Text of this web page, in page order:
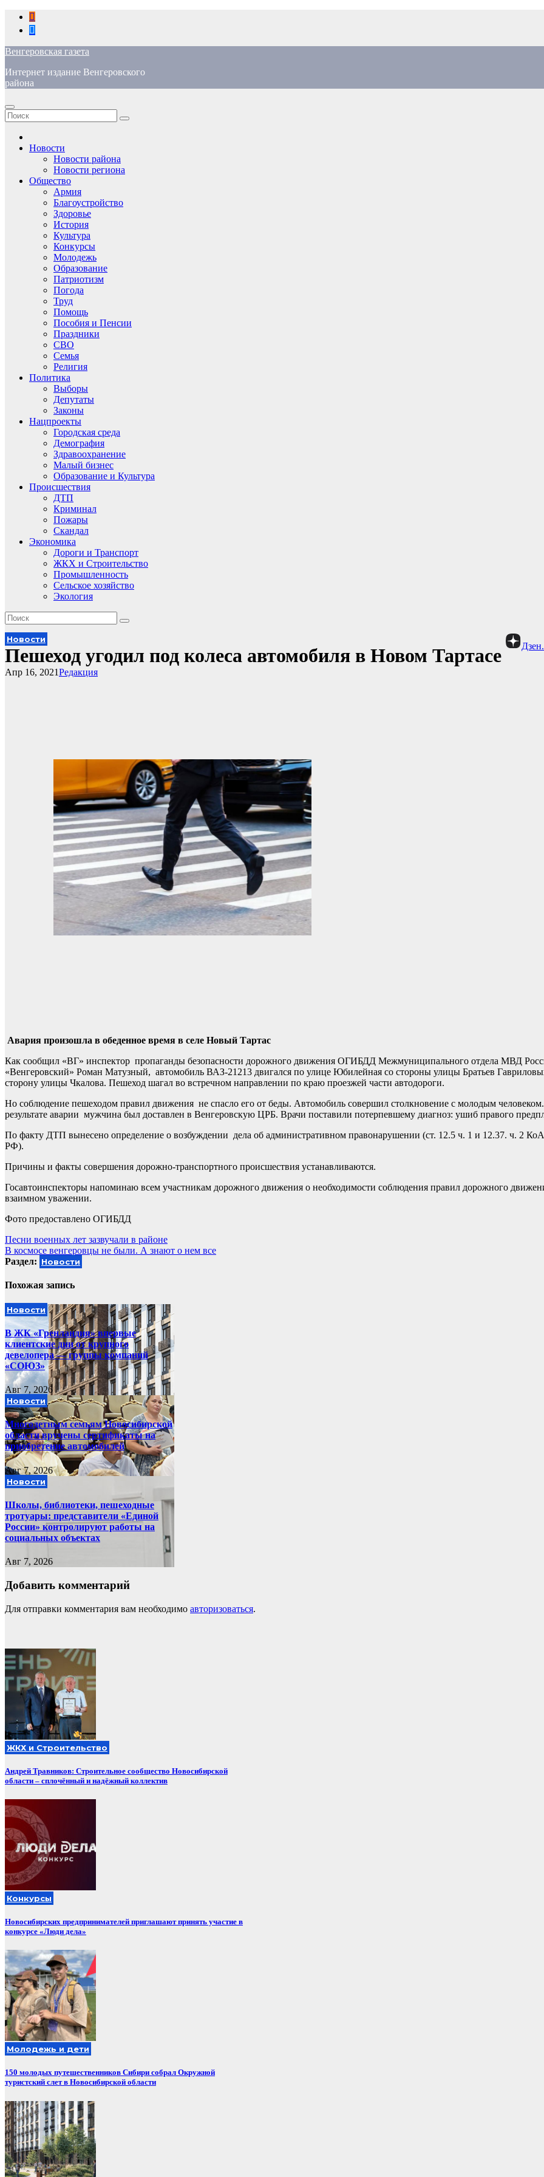
Перейти
содержимому
Венгеровская газета
Интернет издание Венгеровского
района
Новости
Новости района
Новости региона
Общество
Армия
Благоустройство
Здоровье
История
Культура
Конкурсы
Молодежь
Образование
Патриотизм
Погода
Труд
Помощь
Пособия и Пенсии
Праздники
СВО
Семья
Религия
Политика
Выборы
Депутаты
Законы
Нацпроекты
Городская среда
Демография
Здравоохранение
Малый бизнес
Образование и Культура
Происшествия
ДТП
Криминал
Пожары
Скандал
Экономика
Дороги и Транспорт
ЖКХ и Строительство
Промышленность
Сельское хозяйство
Экология
Новости
Пешеход угодил под колеса автомобиля в Новом Тартасе
Редакция
Апр 16, 2021
Авария произошла в обеденное время в селе Новый Тартас
Как сообщил «ВГ» инспектор пропаганды безопасности дорожного движения ОГИБДД Межмуниципального отдела МВД
«Венгеровский» Роман Матузный, автомобиль ВАЗ-21213 двигался по улице Юбилейная со стороны улицы Братьев
сторону улицы Чкалова. Пешеход шагал во встречном направлении по краю проезжей части автодороги.
Но соблюдение пешеходом правил движения не спасло его от беды. Автомобиль совершил столкновение с молодым
результате аварии мужчина был доставлен в Венгеровскую ЦРБ. Врачи поставили потерпевшему диагноз: ушиб правого
По факту ДТП вынесено определение о возбуждении дела об административном правонарушении (ст. 12.5 ч. 1 и 12.37. ч. 2
РФ).
Причины и факты совершения дорожно-транспортного происшествия устанавливаются.
Госавтоинспекторы напоминаю всем участникам дорожного движения о необходимости соблюдения правил дорожного
взаимном уважении.
Фото предоставлено ОГИБДД
Навигация
по
Песни военных лет зазвучали в районе
В космосе венгеровцы не были. А знают о нем все
Раздел: Новости
Похожая запись
Новости
В ЖК «Гренландия» впервые
клиентские дни от крупного
девелопера — группы компаний
«СОЮЗ»
Авг 7, 2026
Новости
Многодетным семьям Новосибирской
области вручены сертификаты на
приобретение автомобилей
Авг 7, 2026
Новости
Школы, библиотеки, пешеходные
тротуары: представители «Единой
России» контролируют работы на
социальных объектах
Авг 7, 2026
Добавить комментарий
Для отправки комментария вам необходимо авторизоваться.
ЖКХ и Строительство
Андрей Травников: Строительное сообщество Новосибирской
области – сплочённый и надёжный коллектив
Конкурсы
Новосибирских предпринимателей приглашают принять участие в
конкурсе «Люди дела»
Молодежь и дети
150 молодых путешественников Сибири собрал Окружной
туристский слет в Новосибирской области